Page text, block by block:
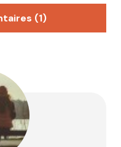
(1)
temps et de ma